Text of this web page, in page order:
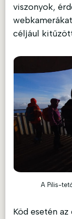
viszonyok,
céljául
A Pilis-
Köd esetén